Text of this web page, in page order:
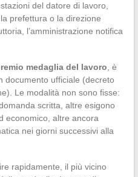
del datore di lavoro,
prefettura o la direzione
l’amministrazione notifica
medaglia del lavoro , è
documento ufficiale (decreto
Le modalità non sono fisse:
scritta, altre esigono
economico, altre ancora
nei giorni successivi alla
rapidamente, il più vicino